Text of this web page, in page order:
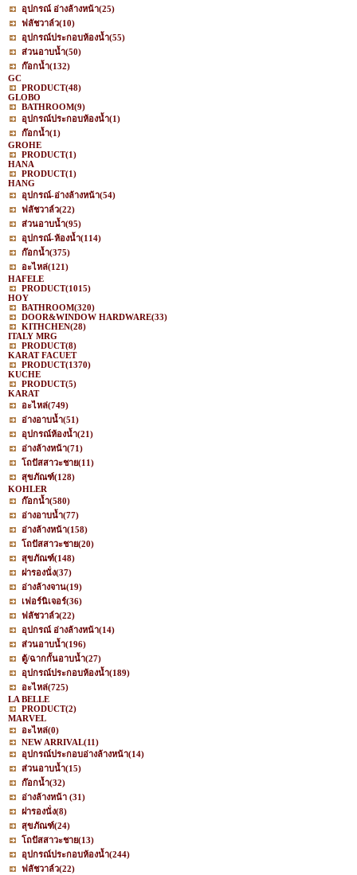
อุปกรณ์ อ่างล้างหน้า(25)
ฟลัชวาล์ว(10)
อุปกรณ์ประกอบห้องน้ำ(55)
ส่วนอาบน้ำ(50)
ก๊อกน้ำ(132)
GC
PRODUCT(48)
GLOBO
BATHROOM(9)
อุปกรณ์ประกอบห้องน้ำ(1)
ก๊อกน้ำ(1)
GROHE
PRODUCT(1)
HANA
PRODUCT(1)
HANG
อุปกรณ์-อ่างล้างหน้า(54)
ฟลัชวาล์ว(22)
ส่วนอาบน้ำ(95)
อุปกรณ์-ห้องน้ำ(114)
ก๊อกน้ำ(375)
อะไหล่(121)
HAFELE
PRODUCT(1015)
HOY
BATHROOM(320)
DOOR&WINDOW HARDWARE(33)
KITHCHEN(28)
ITALY MRG
PRODUCT(8)
KARAT FACUET
PRODUCT(1370)
KUCHE
PRODUCT(5)
KARAT
อะไหล่(749)
อ่างอาบน้ำ(51)
อุปกรณ์ห้องน้ำ(21)
อ่างล้างหน้า(71)
โถปัสสาวะชาย(11)
สุขภัณฑ์(128)
KOHLER
ก๊อกน้ำ(580)
อ่างอาบน้ำ(77)
อ่างล้างหน้า(158)
โถปัสสาวะชาย(20)
สุขภัณฑ์(148)
ฝารองนั่ง(37)
อ่างล้างจาน(19)
เฟอร์นิเจอร์(36)
ฟลัชวาล์ว(22)
อุปกรณ์ อ่างล้างหน้า(14)
ส่วนอาบน้ำ(196)
ตู้/ฉากกั้นอาบน้ำ(27)
อุปกรณ์ประกอบห้องน้ำ(189)
อะไหล่(725)
LA BELLE
PRODUCT(2)
MARVEL
อะไหล่(0)
NEW ARRIVAL(11)
อุปกรณ์ประกอบอ่างล้างหน้า(14)
ส่วนอาบน้ำ(15)
ก๊อกน้ำ(32)
อ่างล้างหน้า (31)
ฝารองนั่ง(8)
สุขภัณฑ์(24)
โถปัสสาวะชาย(13)
อุปกรณ์ประกอบห้องน้ำ(244)
ฟลัชวาล์ว(22)